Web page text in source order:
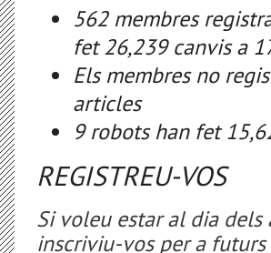
562 membres
fet 26,239 canvis a
Els membres no
articles
9 robots han fet
REGISTREU-VOS
Si voleu estar al dia dels
inscriviu-vos per a futurs